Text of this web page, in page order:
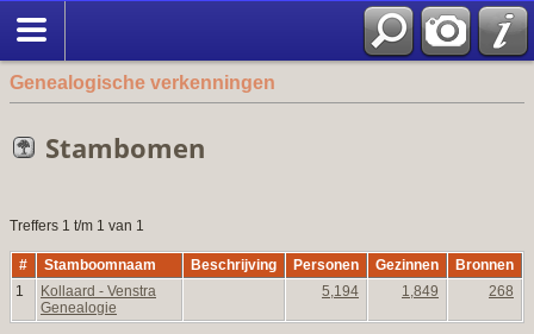
Genealogische verkenningen
Stambomen
Treffers 1 t/m 1 van 1
# Stamboomnaam Beschrijving Personen Gezinnen
Bronnen
1
Kollaard - Venstra
Genealogie
5,194 1,849 268